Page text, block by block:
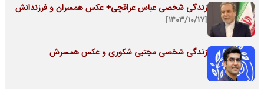
زندگی شخصی عباس عراقچی+ عکس همسران و فرزندانش
[۱۴۰۳/۱۰/۱۷]
زندگی شخصی مجتبی شکوری و عکس همسرش